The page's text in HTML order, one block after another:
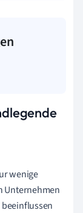
wenige
Unternehmen